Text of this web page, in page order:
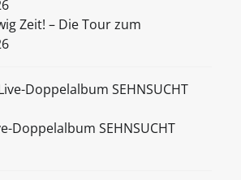
Zeit! – Die Tour zum
Doppelalbum SEHNSUCHT